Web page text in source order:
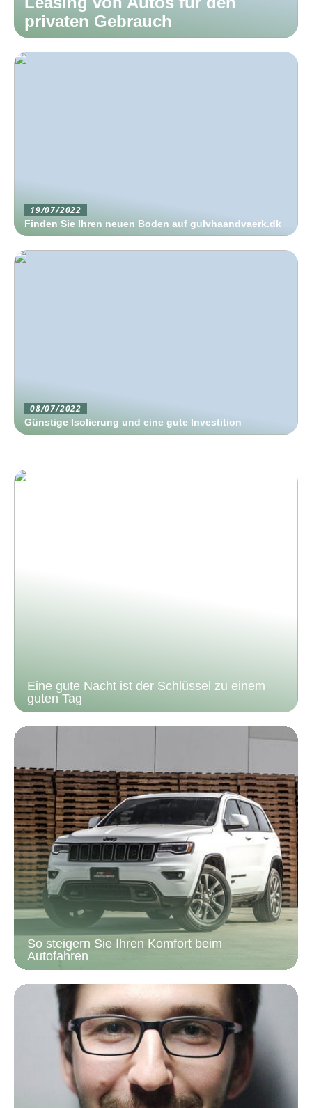
privaten Gebrauch
19/07/2022
Finden Sie Ihren neuen Boden auf gulvhaandvaerk.dk
08/07/2022
Günstige Isolierung und eine gute Investition
Eine gute Nacht ist der Schlüssel zu einem
guten Tag
So steigern Sie Ihren Komfort beim
Autofahren